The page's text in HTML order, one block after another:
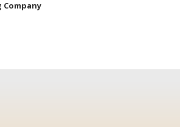
Company